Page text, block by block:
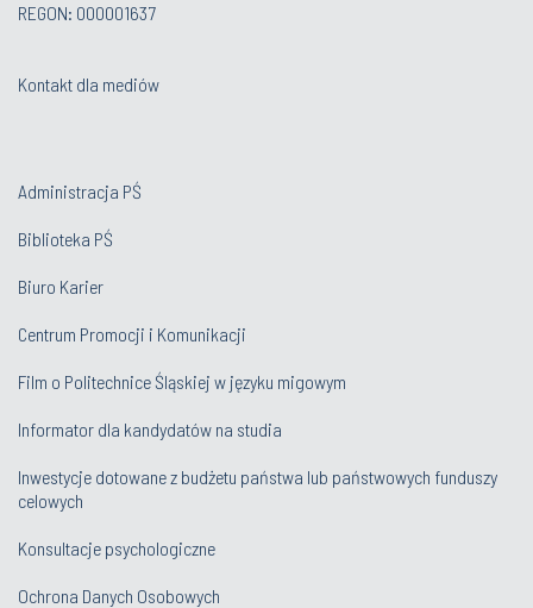
REGON: 000001637
Kontakt dla mediów
Administracja PŚ
Biblioteka PŚ
Biuro Karier
Centrum Promocji i Komunikacji
Film o Politechnice Śląskiej w języku migowym
Informator dla kandydatów na studia
Inwestycje dotowane z budżetu państwa lub państwowych funduszy
celowych
Konsultacje psychologiczne
Ochrona Danych Osobowych